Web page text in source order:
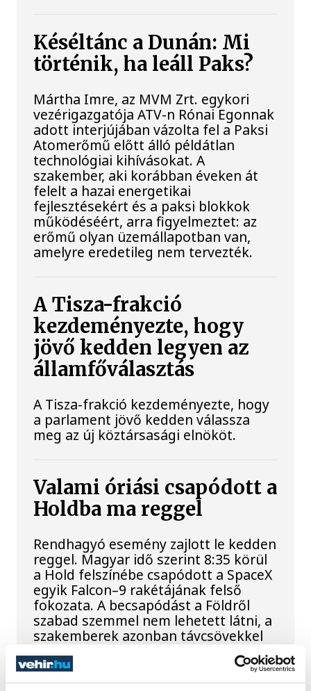
Késéltánc a Dunán: Mi
történik, ha leáll Paks?
Mártha Imre, az MVM Zrt. egykori
vezérigazgatója ATV-n Rónai Egonnak
adott interjújában vázolta fel a Paksi
Atomerőmű előtt álló példátlan
technológiai kihívásokat. A
szakember, aki korábban éveken át
felelt a hazai energetikai
fejlesztésekért és a paksi blokkok
működéséért, arra figyelmeztet: az
erőmű olyan üzemállapotban van,
amelyre eredetileg nem tervezték.
A Tisza-frakció
kezdeményezte, hogy
jövő kedden legyen az
államfőválasztás
A Tisza-frakció kezdeményezte, hogy
a parlament jövő kedden válassza
meg az új köztársasági elnököt.
Valami óriási csapódott a
Holdba ma reggel
Rendhagyó esemény zajlott le kedden
reggel. Magyar idő szerint 8:35 körül
a Hold felszínébe csapódott a SpaceX
egyik Falcon–9 rakétájának felső
fokozata. A becsapódást a Földről
szabad szemmel nem lehetett látni, a
szakemberek azonban távcsövekkel
figyelték az eseményt.